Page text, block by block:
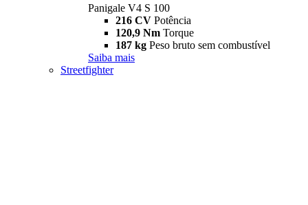
Panigale V4 S 100
216 CV Potência
120,9 Nm Torque
187 kg Peso bruto sem combustível
Saiba mais
Streetfighter